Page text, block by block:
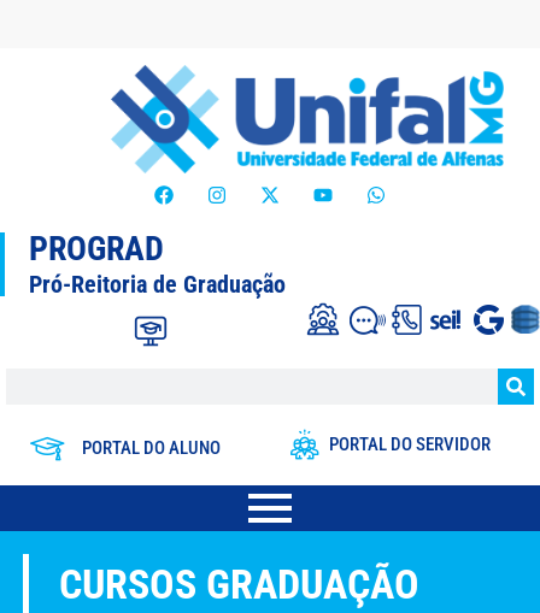
PROGRAD
Pró-Reitoria de Graduação
PORTAL DO ALUNO PORTAL DO SERVIDOR
CURSOS GRADUAÇÃO